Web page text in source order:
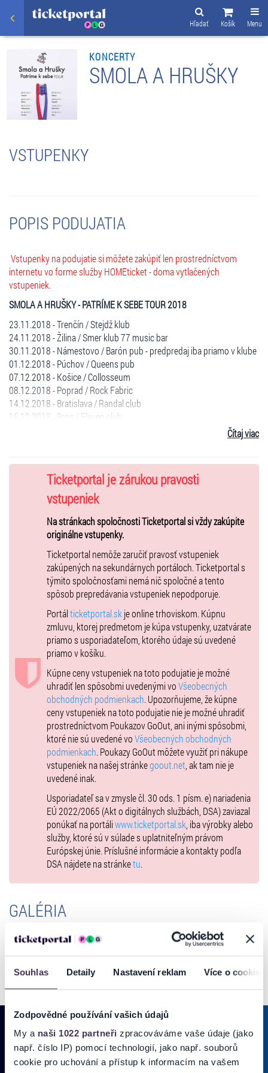
Souhlas Detaily Nastavení reklam Více o cookies
Zodpovědné používání vašich údajů
My a naši 1022 partneři zpracováváme vaše údaje (jako
např. číslo IP) pomocí technologií, jako např. souborů
cookie pro uchování a přístup k informacím na vašem
Menu
Košík
Hľadať
KONCERTY
SMOLA A HRUŠKY
VSTUPENKY
POPIS PODUJATIA
Vstupenky na podujatie si môžete zakúpiť len prostredníctvom
internetu vo forme služby HOMEticket - doma vytlačených
vstupeniek.
SMOLA A HRUŠKY - PATRÍME K SEBE TOUR 2018
23.11.2018 - Trenčín / Stejdž klub
24.11.2018 - Žilina / Smer klub 77 music bar
30.11.2018 - Námestovo / Barón pub - predpredaj iba priamo v klube
01.12.2018 - Púchov / Queens pub
07.12.2018 - Košice / Collosseum
08.12.2018 - Poprad / Rock Fabric
14.12.2018 - Bratislava / Randal club
15.12.2018 - Brno / Eleven club
Otvorenie brány (Doors open): 20:00 (Košice o 19:00) / zaciatok
vstupné: - 8 eur
na mieste - 11 eur
Čítaj viac
Ticketportal je zárukou pravosti
vstupeniek
Na stránkach spoločnosti Ticketportal si vždy zakúpite
originálne vstupenky.
Ticketportal nemôže zaručiť pravosť vstupeniek
zakúpených na sekundárnych portáloch. Ticketportal s
týmito spoločnosťami nemá nič spoločné a tento
spôsob prepredávania vstupeniek nepodporuje.
Portálticketportal.skje online trhoviskom. Kúpnu
zmluvu, ktorej predmetom je kúpa vstupenky, uzatvárate
priamo s usporiadateľom, ktorého údaje sú uvedené
priamo v košíku.
Kúpne ceny vstupeniek na toto podujatie je možné
uhradiť len spôsobmi uvedenými voVšeobecných
obchodných podmienkach. Upozorňujeme, že kúpne
ceny vstupeniek na toto podujatie nie je možné uhradiť
prostredníctvom Poukazov GoOut, ani inými spôsobmi,
ktoré nie sú uvedené voVšeobecných obchodných
podmienkach. Poukazy GoOut môžete využiť pri nákupe
vstupeniek na našej stránkegoout.net, ak tam nie je
uvedené inak.
Usporiadateľ sa v zmysle čl. 30 ods. 1 písm. e) nariadenia
EÚ 2022/2065 (Akt o digitálnych službách, DSA) zaviazal
ponúkať na portáliwww.ticketportal.sk, iba výrobky alebo
služby, ktoré sú v súlade s uplatniteľným právom
Európskej únie. Príslušné informácie a kontakty podľa
DSA nájdete na stránketu.
GALÉRIA
PRIHLÁSIŤ SA KODBERU NOVINIEK